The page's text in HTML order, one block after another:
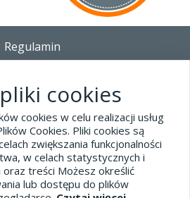
Regulamin
i pliki cookies
Blog
kontaktowe
445-74-07
skin.pl
cookies
cookies w celu realizacji usług
Cookies. Pliki cookies są
zwiększania funkcjonalności
w celach statystycznych i
treści Możesz określić
lub dostępu do plików